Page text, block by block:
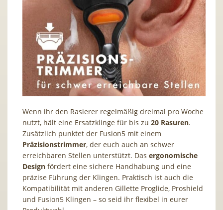
Wenn ihr den Rasierer regelmäßig dreimal pro Woche
nutzt, hält eine Ersatzklinge für bis zu 20 Rasuren.
Zusätzlich punktet der Fusion5 mit einem
Präzisionstrimmer, der euch auch an schwer
erreichbaren Stellen unterstützt. Das ergonomische
Design fördert eine sichere Handhabung und eine
präzise Führung der Klingen. Praktisch ist auch die
Kompatibilität mit anderen Gillette Proglide, Proshield
und Fusion5 Klingen – so seid ihr flexibel in eurer